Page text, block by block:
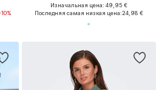
Изначальная цена: 49,95 €
Последняя самая низкая цена:24,98 €